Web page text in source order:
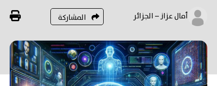
أمال عزاز – الجزائر المشاركة